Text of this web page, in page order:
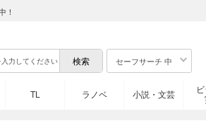
！
セーフサーチ 中
TL ラノベ 小説・文芸